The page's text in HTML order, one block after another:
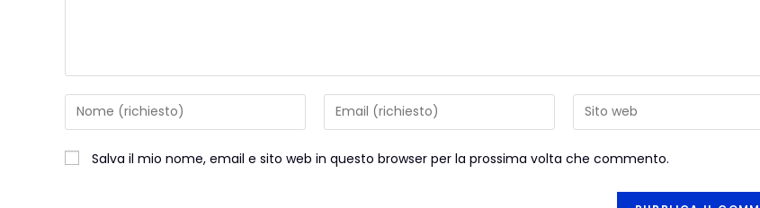
Salva il mio nome, email e sito web in questo browser per la prossima volta che commento.